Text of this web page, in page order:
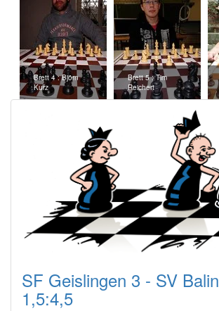
Brett 4 : Björn
Kurz
Brett 5 : Tim
Reichert
SF Geislingen 3 - SV
1,5:4,5